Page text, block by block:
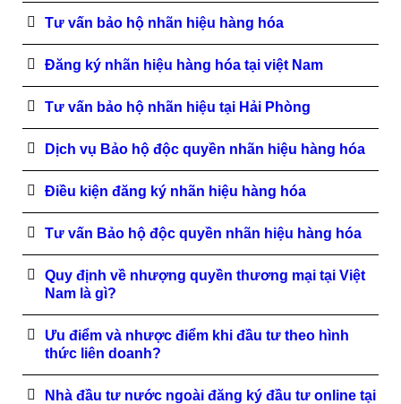
Tư vấn bảo hộ nhãn hiệu hàng hóa
Đăng ký nhãn hiệu hàng hóa tại việt Nam
Tư vấn bảo hộ nhãn hiệu tại Hải Phòng
Dịch vụ Bảo hộ độc quyền nhãn hiệu hàng hóa
Điều kiện đăng ký nhãn hiệu hàng hóa
Tư vấn Bảo hộ độc quyền nhãn hiệu hàng hóa
Quy định về nhượng quyền thương mại tại Việt
Nam là gì?
Ưu điểm và nhược điểm khi đầu tư theo hình
thức liên doanh?
Nhà đầu tư nước ngoài đăng ký đầu tư online tại